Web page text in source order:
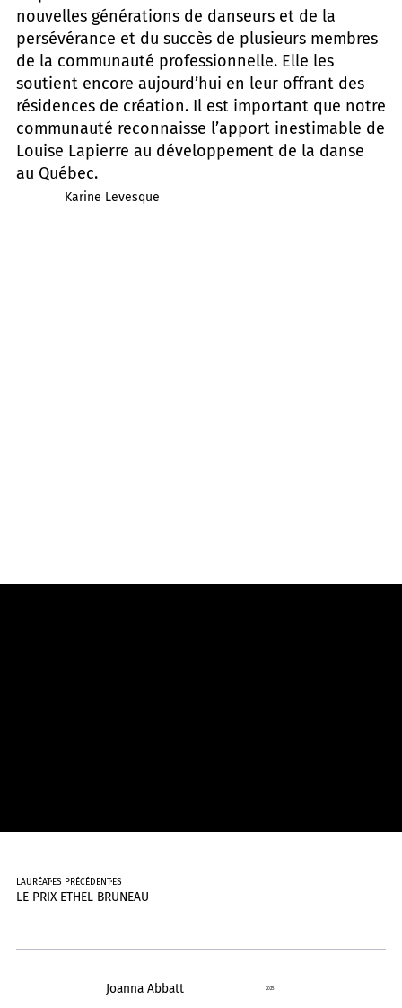
nouvelles générations de danseurs et de la
persévérance et du succès de plusieurs membres
de la communauté professionnelle. Elle les
soutient encore aujourd’hui en leur offrant des
résidences de création. Il est important que notre
communauté reconnaisse l’apport inestimable de
Louise Lapierre au développement de la danse
au Québec.
Karine Levesque
LAURÉAT·ES PRÉCÉDENT·ES
LE PRIX ETHEL BRUNEAU
Joanna Abbatt 2025